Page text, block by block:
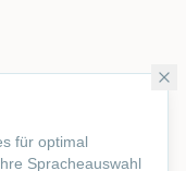
für optimal
Spracheauswahl